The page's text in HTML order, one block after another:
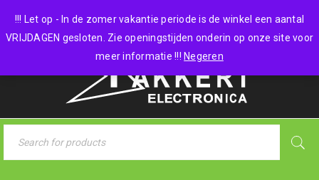
!!! Let op - In de zomer vakantie periode is de winkel een aantal
VRIJDAGEN gesloten. Zie openingstijden onderin op onze site voor
meer informatie !!! Negeren
0 items - €0,00